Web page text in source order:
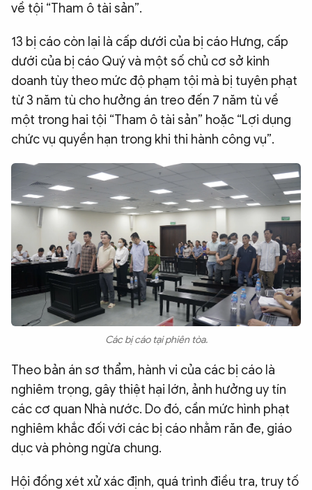
về tội “Tham ô tài sản”.
13 bị cáo còn lại là cấp dưới của bị cáo Hưng, cấp
dưới của bị cáo Quý và một số chủ cơ sở kinh
doanh tùy theo mức độ phạm tội mà bị tuyên phạt
từ 3 năm tù cho hưởng án treo đến 7 năm tù về
một trong hai tội “Tham ô tài sản” hoặc “Lợi dụng
chức vụ quyền hạn trong khi thi hành công vụ”.
Các bị cáo tại phiên tòa.
Theo bản án sơ thẩm, hành vi của các bị cáo là
nghiêm trọng, gây thiệt hại lớn, ảnh hưởng uy tín
các cơ quan Nhà nước. Do đó, cần mức hình phạt
nghiêm khắc đối với các bị cáo nhằm răn đe, giáo
dục và phòng ngừa chung.
Hội đồng xét xử xác định, quá trình điều tra, truy tố